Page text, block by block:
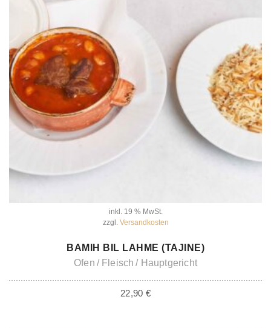
inkl. 19 % MwSt.
zzgl. Versandkosten
IN DEN WARENKORB
BAMIH BIL LAHME (TAJINE)
Ofen
Fleisch Hauptgericht
22,90 €